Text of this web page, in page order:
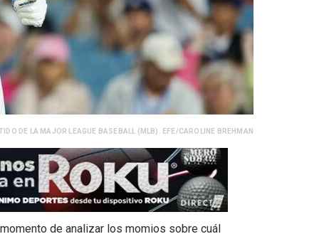
DE LA MAJOR LEAGUE BASEBALL (MLB). EFE/CAROLINE BREHMAN
de analizar los momios sobre cuál